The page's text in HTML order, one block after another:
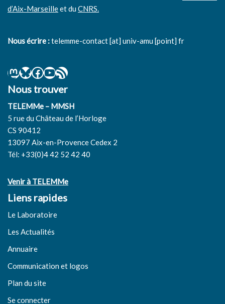
d’Aix-Marseilleet duCNRS.
Nous écrire :telemme-contact [at] univ-amu [point] fr
Nous trouver
TELEMMe – MMSH
5 rue du Château de l’Horloge
CS 90412
13097 Aix-en-Provence Cedex 2
Tél: +33(0)4 42 52 42 40
Venir à TELEMMe
Liens rapides
Le Laboratoire
Les Actualités
Annuaire
Communication et logos
Plan du site
Se connecter